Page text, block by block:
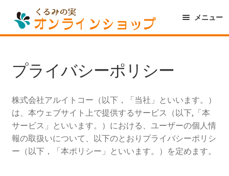
ナ
ビ
ゲ
シ
ョ
へ
ス
キ
ッ
プ
コ
ン
テ
ツ
へ
キ
ッ
プ
メニュー
美骨整復セレクション
美骨整復シリーズ
磁気治療器
プライバシーポリシー
株式会社アルイトコー（以下，「当社」といいます。）
は、本ウェブサイト上で提供するサービス（以下,「本
サービス」といいます。）における、ユーザーの個人情
報の取扱いについて、以下のとおりプライバシーポリシ
ー（以下，「本ポリシー」といいます。）を定めます。